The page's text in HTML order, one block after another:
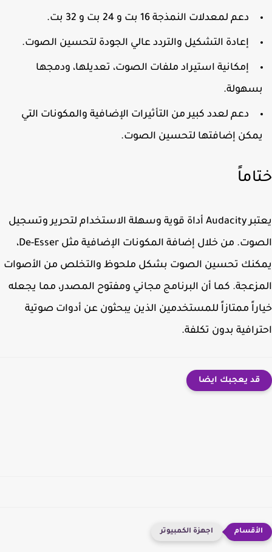
دعم لمعدلات النمذجة 16 بت و 24 بت و 32 بت.
إعادة التشكيل والتردد عالي الجودة لتحسين الصوت.
إمكانية استيراد ملفات الصوت، تعديلها، ودمجها
دعم لعدد كبير من التأثيرات الإضافية والمكونات التي
إضافتها لتحسين الصوت.
يعتبر Audacity أداة قوية وسهلة الاستخدام لتحرير وتسجيل
من خلال إضافة المكونات الإضافية مثلDe-Esser،
تحسين الصوت بشكل ملحوظ والتخلص من الأصوات
كما أن البرنامج مجاني ومفتوح المصدر، مما يجعله
ممتازاً للمستخدمين الذين يبحثون عن أدوات صوتية
بدون تكلفة.
قد يعجبك ايضا
اجهزة الكمبيوتر